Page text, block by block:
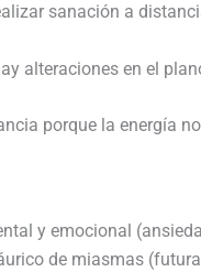
sanación a
alteraciones en el
porque la energía
y emocional
de miasmas